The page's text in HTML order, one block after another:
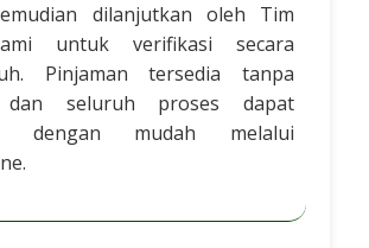
dilanjutkan oleh Tim
untuk verifikasi secara
Pinjaman tersedia tanpa
dan seluruh proses dapat
dengan mudah melalui